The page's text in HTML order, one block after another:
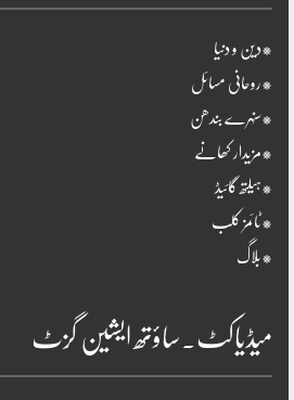
*دین و دنیا
*روحانی مسائل
*سنہرے بندھن
*مزیدار کھانے
*ہیلتھ گائیڈ
*ٹائمز کلب
*بلاگ
میڈیاکٹ۔ساؤتھ ایشین گزٹ